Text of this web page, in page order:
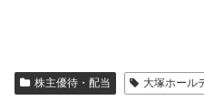
株主優待・配当 大塚ホール